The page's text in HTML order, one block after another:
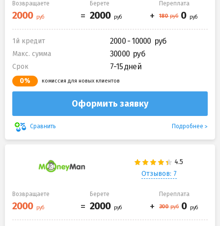
Возвращаете Берете Переплата
1й кредит 2000 - 10000
Макс. сумма 30000
Срок 7-15 дней
0% комиссия для новых клиентов
Оформить заявку
Сравнить Подробнее
Отзывов: 7
Возвращаете Берете Переплата